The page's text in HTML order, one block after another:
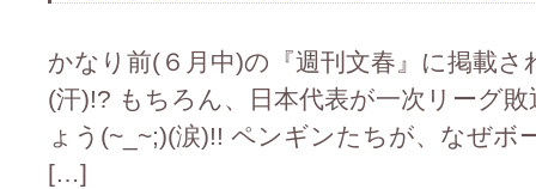
かなり前(６月中)の『週刊文春』に掲載
(汗)!? もちろん、日本代表が一次リーグ
ょう(~_~;)(涙)!! ペンギンたちが、なぜボ
[…]